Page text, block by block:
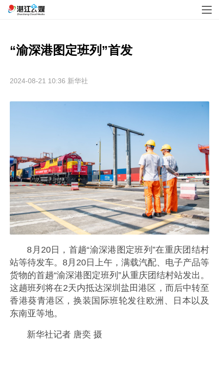
2024-08-21 10:36 新华社
8月20日，首趟“渝深港图定班列”在重庆团结村
站等待发车。8月20日上午，满载汽配、电子产品等
货物的首趟“渝深港图定班列”从重庆团结村站发出。
这趟班列将在2天内抵达深圳盐田港区，而后中转至
香港葵青港区，换装国际班轮发往欧洲、日本以及
东南亚等地。
新华社记者 唐奕 摄